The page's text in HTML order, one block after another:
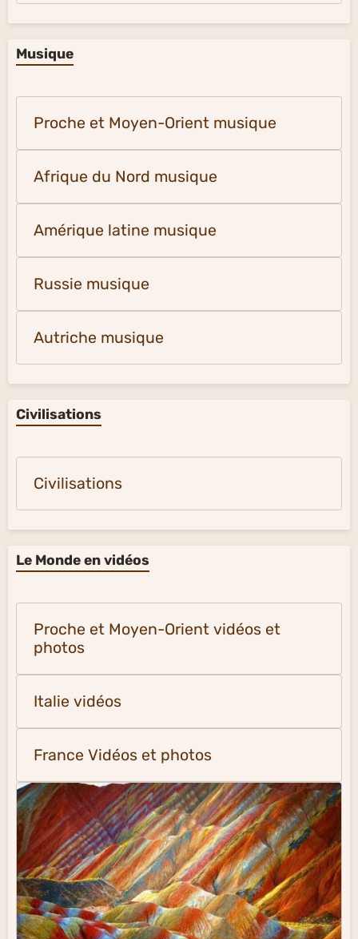
Musique
Proche et Moyen-Orient musique
Afrique du Nord musique
Amérique latine musique
Russie musique
Autriche musique
Civilisations
Civilisations
Le Monde en vidéos
Proche et Moyen-Orient vidéos et
photos
Italie vidéos
France Vidéos et photos